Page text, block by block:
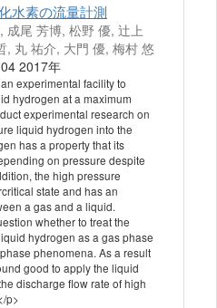
水素の流量計測
成尾 芳博, 松野 優, 辻上
, 丸 祐介, 大門 優, 梅村 悠
2017年
experimental facility to
hydrogen at a maximum
experimental research on
liquid hydrogen into the
has a property that its
on pressure despite
the high pressure
state and has an
a gas and a liquid.
whether to treat the
hydrogen as a gas phase
phenomena. As a result
good to apply the liquid
discharge flow rate of high
p>